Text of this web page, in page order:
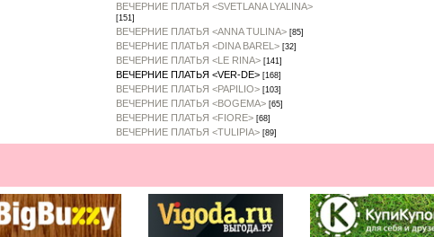
ВЕЧЕРНИЕ ПЛАТЬЯ <SVETLANA LYALINA>
[151]
ВЕЧЕРНИЕ ПЛАТЬЯ <ANNA TULINA> [85]
ВЕЧЕРНИЕ ПЛАТЬЯ <DINA BAREL> [32]
ВЕЧЕРНИЕ ПЛАТЬЯ <LE RINA> [141]
ВЕЧЕРНИЕ ПЛАТЬЯ <VER-DE> [168]
ВЕЧЕРНИЕ ПЛАТЬЯ <PAPILIO> [103]
ВЕЧЕРНИЕ ПЛАТЬЯ <BOGEMA> [65]
ВЕЧЕРНИЕ ПЛАТЬЯ <FIORE> [68]
ВЕЧЕРНИЕ ПЛАТЬЯ <TULIPIA> [89]